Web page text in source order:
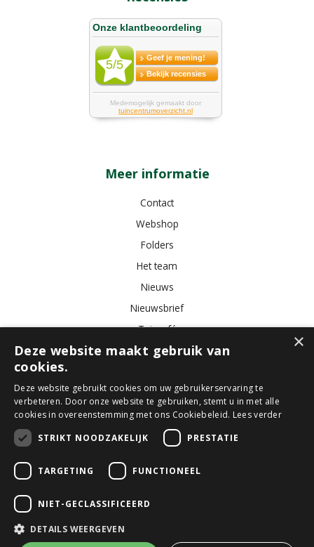
Meer informatie
Contact
Webshop
Folders
Het team
Nieuws
Nieuwsbrief
Tuincafé
Vacatures
Tuincentrum Bloemist Kamerplanten Kunstbloemen
Buitenplanten
Tuinmeubelen
© GroenRijk Den Bosch
Tuincentrum Overzicht
Algemene voorwaarden
×
Deze website maakt gebruik van
cookies.
Deze website gebruikt cookies om uw gebruikerservaring te
verbeteren. Door onze website te gebruiken, stemt u in met alle
cookies in overeenstemming met ons Cookiebeleid. Lees verder
STRIKT NOODZAKELIJK
PRESTATIE
TARGETING FUNCTIONEEL
NIET-GECLASSIFICEERD
DETAILS WEERGEVEN